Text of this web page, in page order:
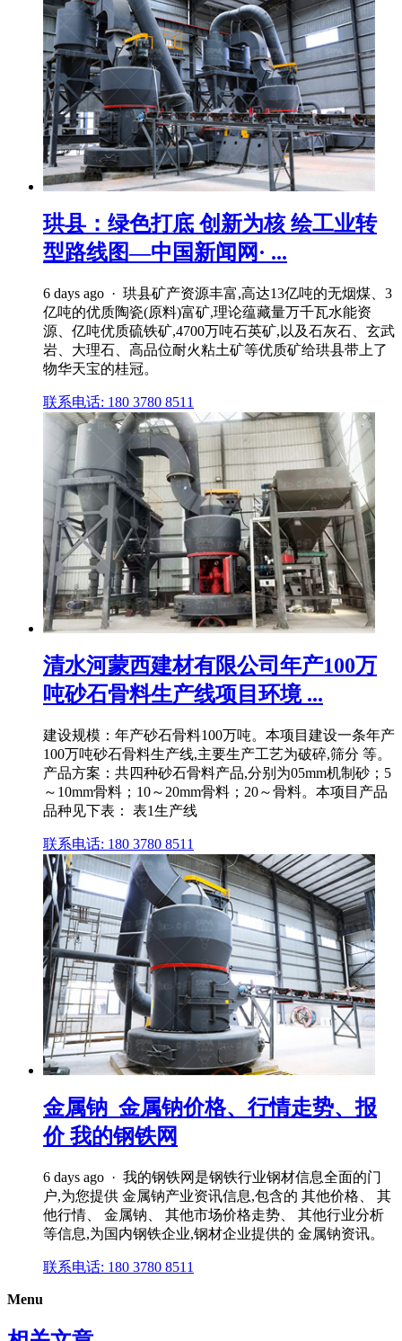
珙县：绿色打底 创新为核 绘工业转
型路线图—中国新闻网· ...
6 days ago · 珙县矿产资源丰富,高达13亿吨的无烟煤、3
亿吨的优质陶瓷(原料)富矿,理论蕴藏量万千瓦水能资
源、亿吨优质硫铁矿,4700万吨石英矿,以及石灰石、玄武
岩、大理石、高品位耐火粘土矿等优质矿给珙县带上了
物华天宝的桂冠。
联系电话: 180 3780 8511
清水河蒙西建材有限公司年产100万
吨砂石骨料生产线项目环境 ...
建设规模：年产砂石骨料100万吨。本项目建设一条年产
100万吨砂石骨料生产线,主要生产工艺为破碎,筛分 等。
产品方案：共四种砂石骨料产品,分别为05mm机制砂；5
～10mm骨料；10～20mm骨料；20～骨料。本项目产品
品种见下表： 表1生产线
联系电话: 180 3780 8511
金属钠_金属钠价格、行情走势、报
价 我的钢铁网
6 days ago · 我的钢铁网是钢铁行业钢材信息全面的门
户,为您提供 金属钠产业资讯信息,包含的 其他价格、 其
他行情、 金属钠、 其他市场价格走势、 其他行业分析
等信息,为国内钢铁企业,钢材企业提供的 金属钠资讯。
联系电话: 180 3780 8511
Menu